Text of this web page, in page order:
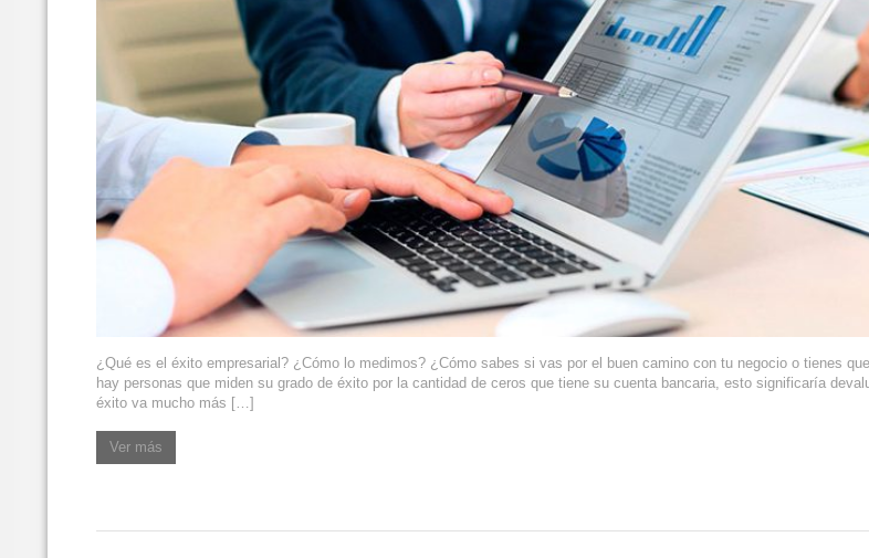
¿Qué es el éxito empresarial? ¿Cómo lo medimos? ¿Cómo sabes si vas por el buen camino con tu negocio o tienes
hay personas que miden su grado de éxito por la cantidad de ceros que tiene su cuenta bancaria, esto significaría
éxito va mucho más […]
Ver más